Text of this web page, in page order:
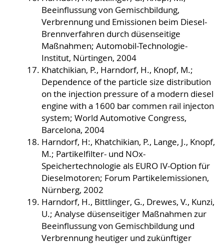
Beeinflussung von Gemischbildung,
Verbrennung und Emissionen beim Diesel-
Brennverfahren durch düsenseitige
Maßnahmen; Automobil-Technologie-
Institut, Nürtingen, 2004
Khatchikian, P., Harndorf, H., Knopf, M.;
Dependence of the particle size distribution
on the injection pressure of a modern diesel
engine with a 1600 bar commen rail injecton
system; World Automotive Congress,
Barcelona, 2004
Harndorf, H:, Khatchikian, P., Lange, J., Knopf,
M.; Partikelfilter- und NOx-
Speichertechnologie als EURO IV-Option für
Dieselmotoren; Forum Partikelemissionen,
Nürnberg, 2002
Harndorf, H., Bittlinger, G., Drewes, V., Kunzi,
U.; Analyse düsenseitiger Maßnahmen zur
Beeinflussung von Gemischbildung und
Verbrennung heutiger und zukünftiger